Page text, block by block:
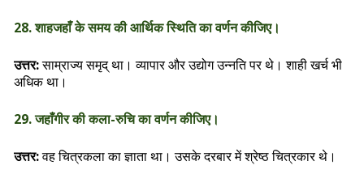
28. शाहजहाँ के समय की आर्थिक स्थिति का वर्णन कीजिए।
उत्तर:साम्राज्य समृद् था। व्यापार और उद्योग उन्नति पर थे। शाही खर्च भी
अधिक था।
29. जहाँगीर की कला-रुचि का वर्णन कीजिए।
उत्तर:वह चित्रकला का ज्ञाता था। उसके दरबार में श्रेष्ठ चित्रकार थे।